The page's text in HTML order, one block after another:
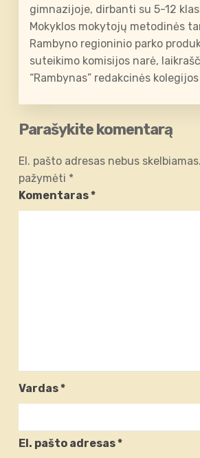
gimnazijoje, dirbanti su 5-12
Mokyklos mokytojų metodinės
Rambyno regioninio parko
suteikimo komisijos narė,
“Rambynas” redakcinės
Parašykite komentarą
El. pašto adresas nebus skelbiamas.
pažymėti *
Komentaras*
Vardas*
El. pašto adresas*